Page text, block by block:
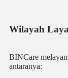
Wilayah
BINCare
antaranya: